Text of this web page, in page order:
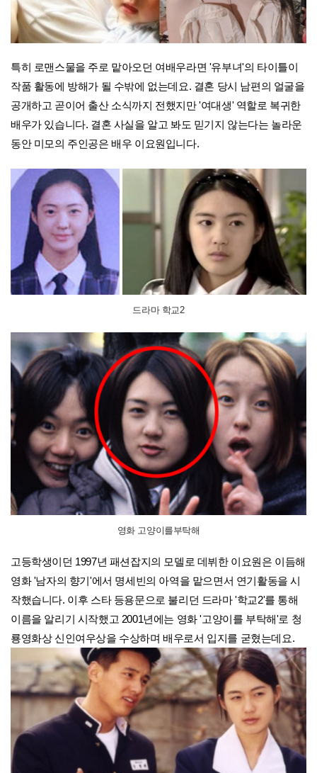
특히 로맨스물을 주로 맡아오던 여배우라면 '유부녀'의 타이틀이
작품 활동에 방해가 될 수밖에 없는데요. 결혼 당시 남편의 얼굴을
공개하고 곧이어 출산 소식까지 전했지만 '여대생' 역할로 복귀한
배우가 있습니다. 결혼 사실을 알고 봐도 믿기지 않는다는 놀라운
동안 미모의 주인공은 배우 이요원입니다.
드라마 학교2
영화 고양이를부탁해
고등학생이던 1997년 패션잡지의 모델로 데뷔한 이요원은 이듬해
영화 '남자의 향기'에서 명세빈의 아역을 맡으면서 연기활동을 시
작했습니다. 이후 스타 등용문으로 불리던 드라마 '학교2'를 통해
이름을 알리기 시작했고 2001년에는 영화 '고양이를 부탁해'로 청
룡영화상 신인여우상을 수상하며 배우로서 입지를 굳혔는데요.